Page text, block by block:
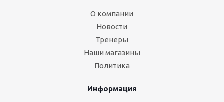
О компании
Новости
Тренеры
Наши магазины
Политика
Информация